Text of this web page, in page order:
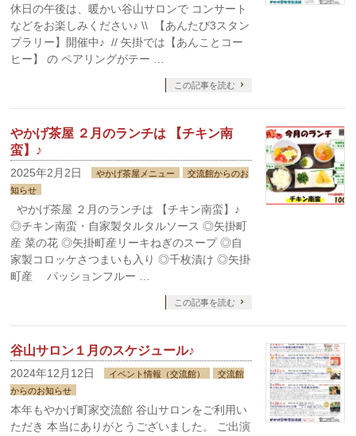
休日の午後は、暖かい谷山サロンで コンサート
などをお楽しみください♪ \\ 【あんたび3スタン
プラリー】開催中♪ // 矢掛では【あんことコー
ヒー】 の ペアリングがテー …
この記事を読む
やかげ茶屋 ２月のランチは 【チキン南
蛮】♪
2025年2月2日 やかげ茶屋メニュー
交流館からのお
知らせ
やかげ茶屋 ２月のランチは 【チキン南蛮】♪
◎チキン南蛮・自家製タルタルソース ◎矢掛町
産 菜の花 ◎矢掛町産リーキねぎのスープ ◎自
家製コロッケさつまいも入り ◎千枚漬け ◎矢掛
町産 パッションフルー …
この記事を読む
谷山サロン１月のスケジュール♪
2024年12月12日 イベント情報（交流館）
交流館
からのお知らせ
本年もやかげ町家交流館 谷山サロンをご利用い
ただき 本当にありがとうございました。 ご出演